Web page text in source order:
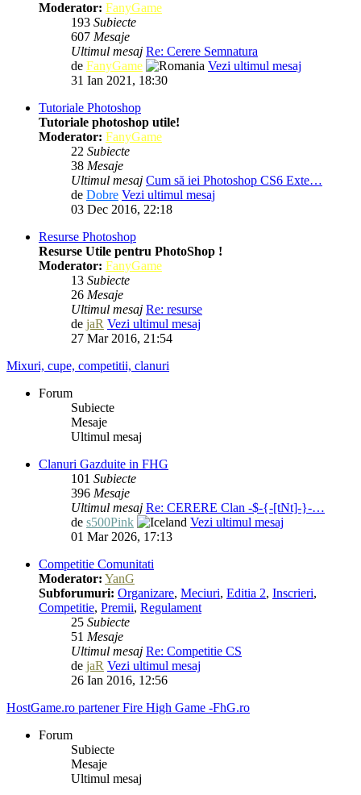
Moderator: FanyGame
193 Subiecte
607 Mesaje
Ultimul mesaj Re: Cerere Semnatura
de FanyGame
Vezi ultimul mesaj
31 Ian 2021, 18:30
Tutoriale Photoshop
Tutoriale photoshop utile!
Moderator: FanyGame
22 Subiecte
38 Mesaje
Ultimul mesaj Cum să iei Photoshop CS6 Exte…
de Dobre Vezi ultimul mesaj
03 Dec 2016, 22:18
Resurse Photoshop
Resurse Utile pentru PhotoShop !
Moderator: FanyGame
13 Subiecte
26 Mesaje
Ultimul mesaj Re: resurse
de jaR Vezi ultimul mesaj
27 Mar 2016, 21:54
Mixuri, cupe, competitii, clanuri
Forum
Subiecte
Mesaje
Ultimul mesaj
Clanuri Gazduite in FHG
101 Subiecte
396 Mesaje
Ultimul mesaj Re: CERERE Clan -$-{-[tNt]-}-…
de s500Pink
Vezi ultimul mesaj
01 Mar 2026, 17:13
Competitie Comunitati
Moderator: YanG
Subforumuri: Organizare, Meciuri, Editia 2, Inscrieri,
Competitie, Premii, Regulament
25 Subiecte
51 Mesaje
Ultimul mesaj Re: Competitie CS
de jaR Vezi ultimul mesaj
26 Ian 2016, 12:56
HostGame.ro partener Fire High Game -FhG.ro
Forum
Subiecte
Mesaje
Ultimul mesaj